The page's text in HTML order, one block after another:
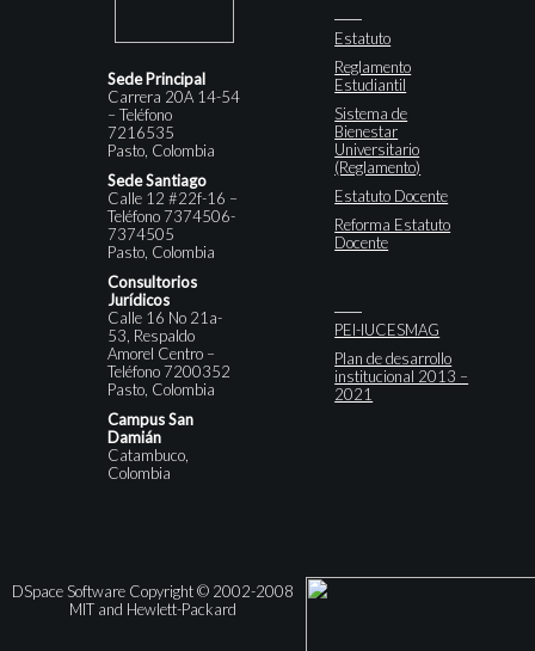
Sede Principal
Carrera 20A 14-54
– Teléfono
7216535
Pasto, Colombia
Sede Santiago
Calle 12 #22f-16 –
Teléfono 7374506-
7374505
Pasto, Colombia
Consultorios
Jurídicos
Calle 16 No 21a-
53, Respaldo
Amorel Centro –
Teléfono 7200352
Pasto, Colombia
Campus San
Damián
Catambuco,
Colombia
Estatuto
Reglamento
Estudiantil
Sistema de
Bienestar
Universitario
(Reglamento)
Estatuto Docente
Reforma Estatuto
Docente
PEI-IUCESMAG
Plan de desarrollo
institucional 2013 –
2021
DSpace Software Copyright © 2002-2008
MIT and Hewlett-Packard